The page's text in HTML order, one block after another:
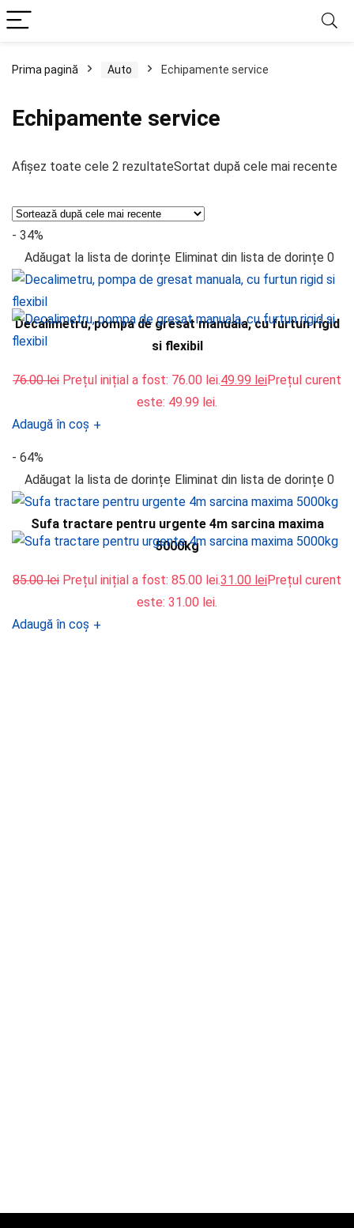
Prima pagină Auto Echipamente service
Echipamente service
Afișez toate cele 2 rezultateSortat după cele mai recente
- 34%
Adăugat la lista de dorințe Eliminat din lista de dorințe 0
Decalimetru, pompa de gresat manuala, cu furtun rigid
si flexibil
76.00lei Prețul inițial a fost: 76.00 lei.49.99 leiPrețul curent
este: 49.99 lei.
Adaugă în coș +
- 64%
Adăugat la lista de dorințe Eliminat din lista de dorințe 0
Sufa tractare pentru urgente 4m sarcina maxima
5000kg
85.00lei Prețul inițial a fost: 85.00 lei.31.00 leiPrețul curent
este: 31.00 lei.
Adaugă în coș +